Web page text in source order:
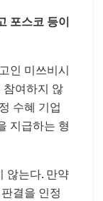
포스코 등이
인 미쓰비시
여하지 않
수혜 기업
지급하는 형
않는다. 만약
결을 인정